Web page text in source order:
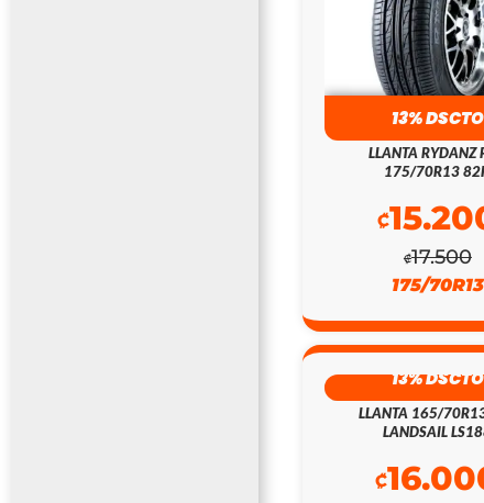
13% DSCTO
LLANTA RYDANZ
175/70R13
₡17.500
₡
175/70R13
13% DSCTO
LLANTA 165/
LANDSAIL
₡